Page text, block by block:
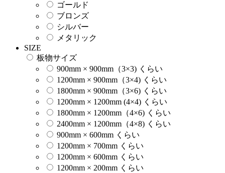
ゴールド
ブロンズ
シルバー
メタリック
SIZE
板物サイズ
900mm × 900mm（3×3) くらい
1200mm × 900mm（3×4) くらい
1800mm × 900mm（3×6) くらい
1200mm × 1200mm (4×4) くらい
1800mm × 1200mm（4×6) くらい
2400mm × 1200mm（4×8) くらい
900mm × 600mm くらい
1200mm × 700mm くらい
1200mm × 600mm くらい
1200mm × 200mm くらい